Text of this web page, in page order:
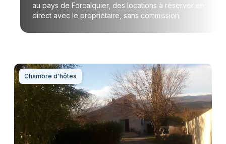
au pays de Forcalquier, des locations à réserver en
direct avec le propriétaire, sans commission.
Chambre d'hôtes